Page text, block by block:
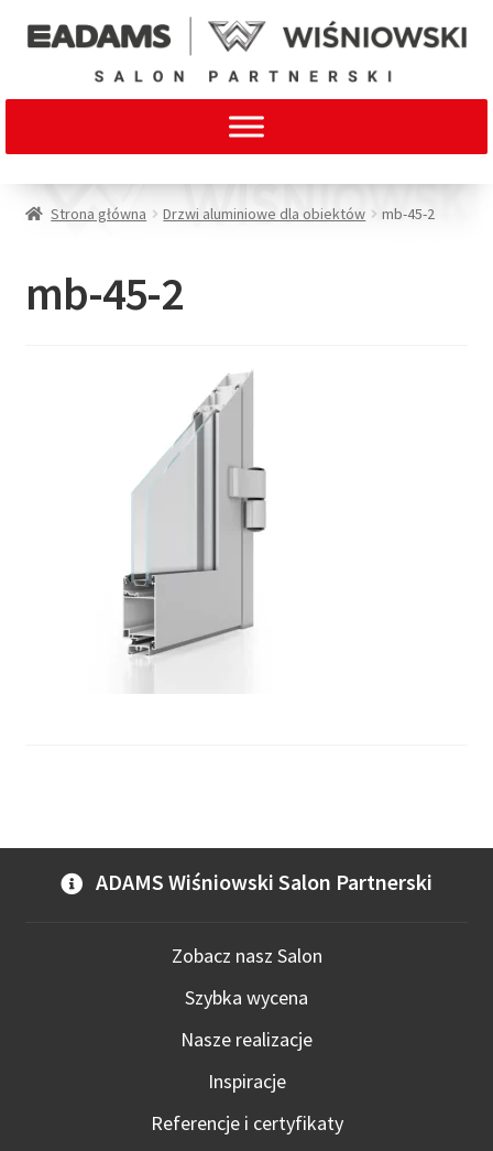
Strona główna Drzwi aluminiowe dla obiektów mb-45-2
mb-45-2
ADAMS Wiśniowski Salon Partnerski
Zobacz nasz Salon
Szybka wycena
Nasze realizacje
Inspiracje
Referencje i certyfikaty